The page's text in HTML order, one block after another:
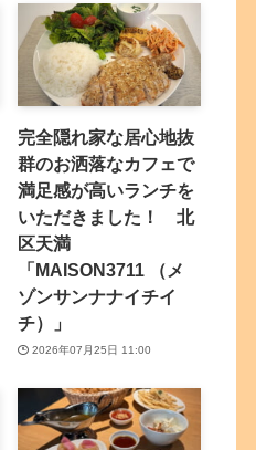
完全隠れ家な居心地抜
群のお洒落なカフェで
満足感が高いランチを
いただきました！ 北
区天満
「MAISON3711 （メ
ゾンサンナナイチイ
チ）」
2026年07月25日 11:00